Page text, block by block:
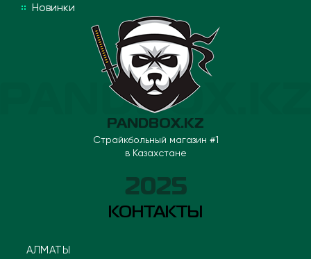
Новинки
PANDBOX.KZ
Страйкбольный магазин #1
в Казахстане
2025
КОНТАКТЫ
АЛМАТЫ